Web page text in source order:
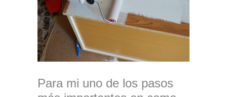
Para mi uno de los pasos